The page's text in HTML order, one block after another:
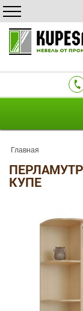
Главная
КУПЕ